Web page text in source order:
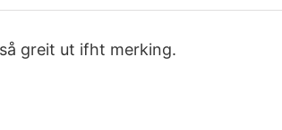
greit ut ifht merking.